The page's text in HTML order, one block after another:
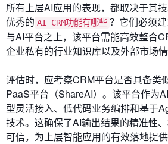
所有上层AI应用的表现，都取决于其技
优秀的 AI CRM功能有哪些 ？它们必须
与AI平台之上，该平台需能高效整合
企业私有的行业知识库以及外部市场情
评估时，应考察CRM平台是否具备类
PaaS平台（ShareAI）。该平台作为
型灵活接入、低代码业务编排和基于
技术。这确保了AI输出结果的精准性
可信，为上层智能应用的有效落地提供